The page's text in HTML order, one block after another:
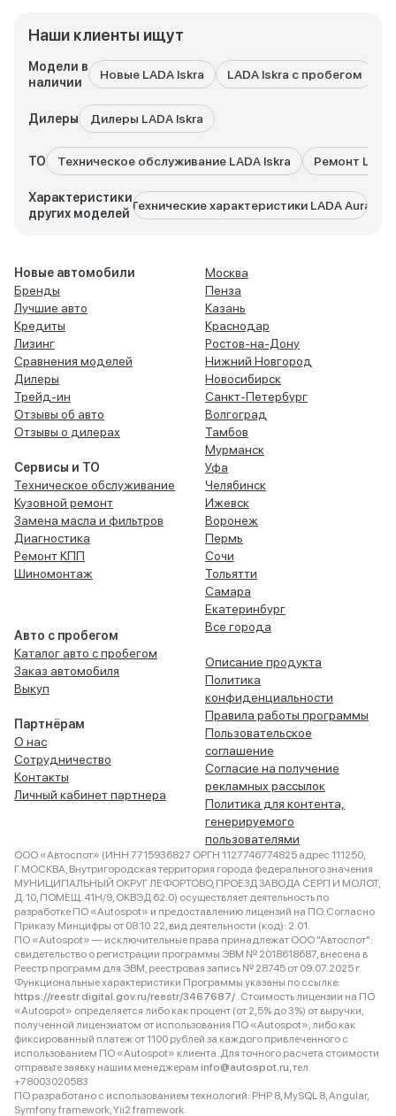
Наши клиенты ищут
Модели в
наличии
Новые LADA Iskra LADA Iskra с пробегом
Дилеры Дилеры LADA Iskra
ТО Техническое обслуживание LADA Iskra Ремонт
Характеристики
других моделей
Технические характеристики LADA Aura
Новые автомобили
Бренды
Лучшие авто
Кредиты
Лизинг
Сравнения моделей
Дилеры
Трейд-ин
Отзывы об авто
Отзывы о дилерах
Сервисы и ТО
Техническое обслуживание
Кузовной ремонт
Замена масла и фильтров
Диагностика
Ремонт КПП
Шиномонтаж
Авто с пробегом
Каталог авто с пробегом
Заказ автомобиля
Выкуп
Партнёрам
О нас
Сотрудничество
Контакты
Личный кабинет партнера
Москва
Пенза
Казань
Краснодар
Ростов-на-Дону
Нижний Новгород
Новосибирск
Санкт-Петербург
Волгоград
Тамбов
Мурманск
Уфа
Челябинск
Ижевск
Воронеж
Пермь
Сочи
Тольятти
Самара
Екатеринбург
Все города
Описание продукта
Политика
конфиденциальности
Правила работы программы
Пользовательское
соглашение
Согласие на получение
рекламных рассылок
Политика для контента,
генерируемого
пользователями
ООО «Автоспот» (ИНН 7715936827 ОРГН 1127746774825 адрес 111250,
Г.МОСКВА, Внутригородская территория города федерального значения
МУНИЦИПАЛЬНЫЙ ОКРУГ ЛЕФОРТОВО, ПРОЕЗД ЗАВОДА СЕРП И МОЛОТ,
Д. 10, ПОМЕЩ. 41Н/9, ОКВЭД 62.0) осуществляет деятельность по
разработке ПО «Autospot» и предоставлению лицензий на ПО. Согласно
Приказу Минцифры от 08.10.22, вид деятельности (код): 2.01.
ПО «Autospot» — исключительные права принадлежат ООО "Автоспот":
свидетельство о регистрации программы ЭВМ № 2018618687, внесена в
Реестр программ для ЭВМ, реестровая запись № 28745 от 09.07.2025 г.
Функциональные характеристики Программы указаны по ссылке:
https://reestr.digital.gov.ru/reestr/3467687/ . Стоимость лицензии на ПО
«Autospot» определяется либо как процент (от 2,5% до 3%) от выручки,
полученной лицензиатом от использования ПО «Autospot», либо как
фиксированный платеж от 1100 рублей за каждого привлеченного с
использованием ПО «Autospot» клиента. Для точного расчета стоимости
отправьте заявку нашим менеджерам info@autospot.ru, тел.
+78003020583
ПО разработано с использованием технологий: PHP 8, MySQL 8, Angular,
Symfony framework, Yii2 framework.